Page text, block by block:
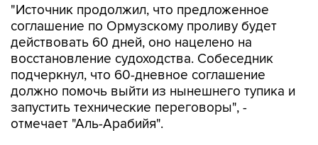
"Источник продолжил, что предложенное
соглашение по Ормузскому проливу будет
действовать 60 дней, оно нацелено на
восстановление судоходства. Собеседник
подчеркнул, что 60-дневное соглашение
должно помочь выйти из нынешнего тупика и
запустить технические переговоры", -
отмечает "Аль-Арабийя".